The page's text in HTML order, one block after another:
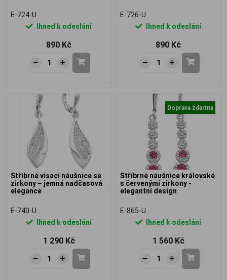
E-724-U
Ihned k odeslání
890 Kč
E-726-U
Ihned k odeslání
890 Kč
Stříbrné visací náušnice se
zirkony – jemná nadčasová
elegance
E-740-U
Ihned k odeslání
1 290 Kč
Doprava zdarma
Stříbrné náušnice královské
s červenými zirkony -
elegantní design
E-865-U
Ihned k odeslání
1 560 Kč